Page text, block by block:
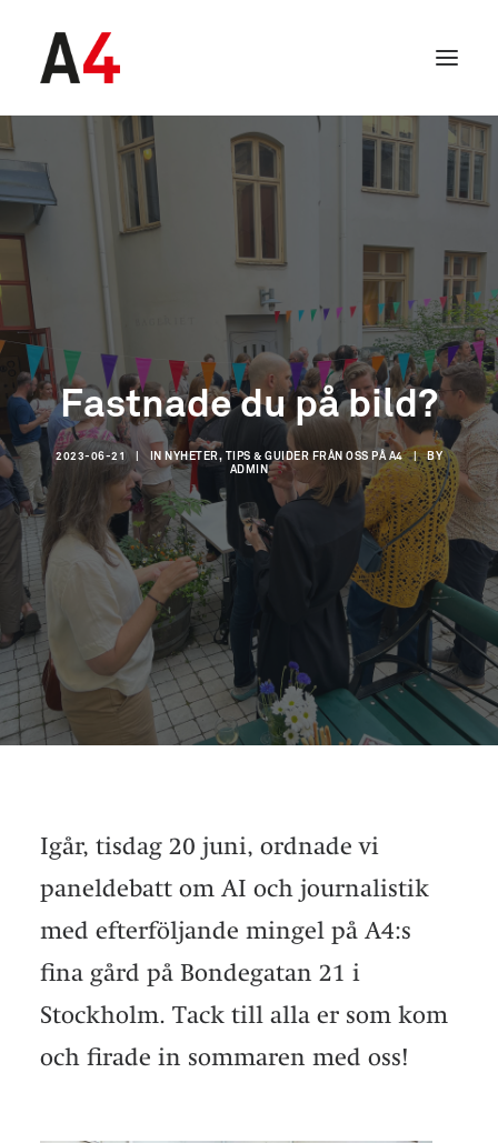
SEARCH
Fastnade du på bild?
2023-06-21 IN NYHETER, TIPS & GUIDER FRÅN OSS PÅ A4 |
BY
ADMIN
Igår, tisdag 20 juni, ordnade vi
paneldebatt om AI och journalistik
med efterföljande mingel på A4:s
fina gård på Bondegatan 21 i
Stockholm. Tack till alla er som kom
och firade in sommaren med oss!